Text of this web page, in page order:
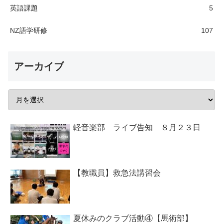
英語課題 5
NZ語学研修 107
アーカイブ
軽音楽部 ライブ告知 ８月２３日
【教職員】救急法講習会
夏休みのクラブ活動④【馬術部】